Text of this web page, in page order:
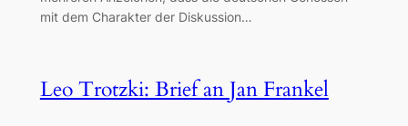
mit dem Charakter der Diskussion…
Leo Trotzki: Brief an Jan Frankel